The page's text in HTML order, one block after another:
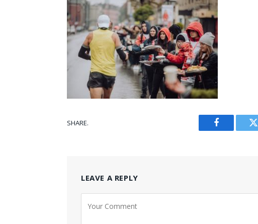
SHARE.
Facebook
LEAVE A REPLY